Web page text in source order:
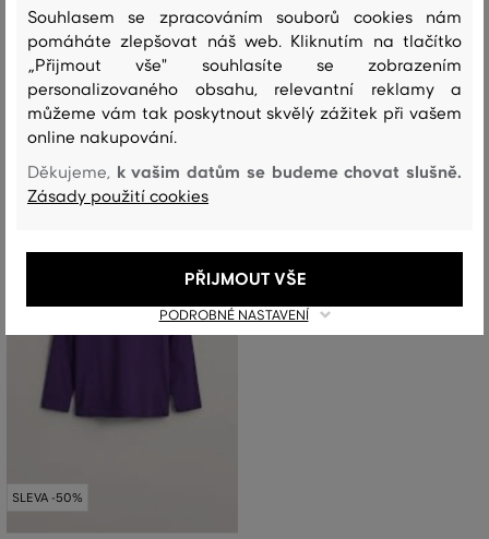
COTTON BEANIE
1 099 Kč
549 Kč
Dostupné velikosti:
, L/XL
DOWN JACKET
5 999 Kč
2 999 Kč
Dostupné velikosti:
92 98/104, 110/116, 122/128
SLEVA -50%
Souhlasem se zpracováním souborů cookies nám
pomáháte zlepšovat náš web. Kliknutím na tlačítko
„Přijmout vše" souhlasíte se zobrazením
personalizovaného obsahu, relevantní reklamy a
můžeme vám tak poskytnout skvělý zážitek při vašem
online nakupování.
Děkujeme, k vašim datům se budeme chovat slušně.
Zásady použití cookies
PODROBNÉ NASTAVENÍ
PŘIJMOUT VŠE